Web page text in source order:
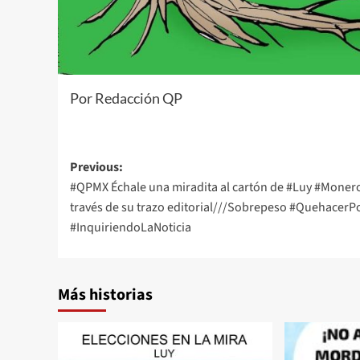
Por Redacción QP
Post
navigation
Previous:
#QPMX Échale una miradita al cartón de #Luy
través de su trazo editorial///Sobrepeso
#InquiriendoLaNoticia
Más historias